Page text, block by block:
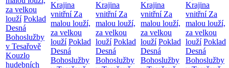
za velkou
louží Poklad
Desná
Bohoslužby
v Tesařově
Kouzlo
hudebních
Krajina
vnitřní Za
malou louží,
za velkou
louží Poklad
Desná
Bohoslužby
Krajina
vnitřní Za
malou louží,
za velkou
louží Poklad
Desná
Bohoslužby
Krajina
vnitřní Za
malou louží,
za velkou
louží Poklad
Desná
Bohoslužby
Krajina
vnitřní Za
malou louží,
za velkou
louží Poklad
Desná
Bohoslužby